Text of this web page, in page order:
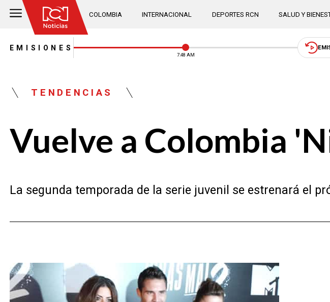
COLOMBIA INTERNACIONAL DEPORTES RCN SALUD Y
EMISIONES
7:48 AM
TENDENCIAS
Vuelve a Colombia
La segunda temporada de la serie juvenil se estrenará el